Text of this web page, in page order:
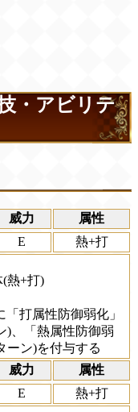
・アビリテ
威力 属性
E
熱+打
熱+打)
打属性防御弱化」
)、「熱属性防御弱
ーン)を付与する
威力 属性
E
熱+打